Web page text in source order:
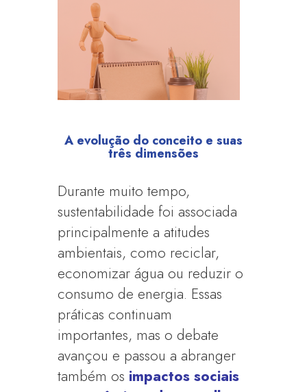
A evolução do conceito e suas
três dimensões
Durante muito tempo,
sustentabilidade foi associada
principalmente a atitudes
ambientais, como reciclar,
economizar água ou reduzir o
consumo de energia. Essas
práticas continuam
importantes, mas o debate
avançou e passou a abranger
também os impactos sociais